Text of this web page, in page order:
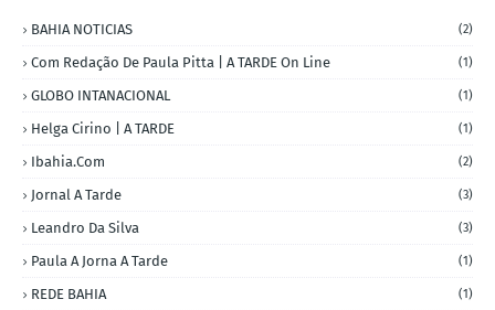
BAHIA NOTICIAS (2)
Com Redação De Paula Pitta | A TARDE On Line (1)
GLOBO INTANACIONAL (1)
Helga Cirino | A TARDE (1)
Ibahia.com (2)
Jornal A Tarde (3)
Leandro Da Silva (3)
Paula A Jorna A Tarde (1)
REDE BAHIA (1)